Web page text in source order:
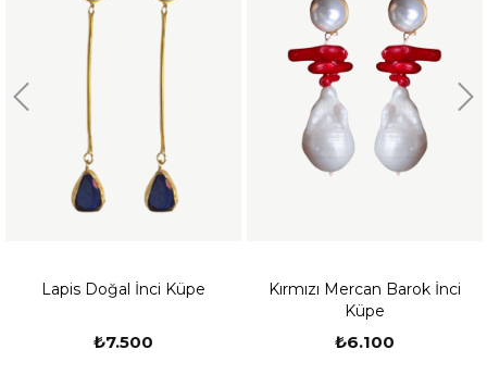
Lapis Doğal İnci Küpe
₺7.500
Kırmızı Mercan Barok İnci
Küpe
₺6.100